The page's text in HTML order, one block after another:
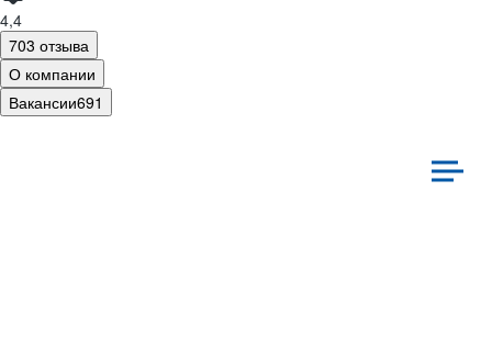
4,4
703 отзыва
О компании
Вакансии691